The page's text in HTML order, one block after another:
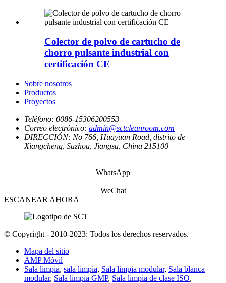
Colector de polvo de cartucho de
chorro pulsante industrial con
certificación CE
Sobre nosotros
Productos
Proyectos
Teléfono: 0086-15306200553
Correo electrónico: admin@sctcleanroom.com
DIRECCIÓN: No 766, Huayuan Road, distrito de
Xiangcheng, Suzhou, Jiangsu, China 215100
WhatsApp
WeChat
ESCANEAR AHORA
© Copyright - 2010-2023: Todos los derechos reservados.
Mapa del sitio
AMP Móvil
Sala limpia, sala limpia, Sala limpia modular, Sala blanca
modular, Sala limpia GMP, Sala limpia de clase ISO,